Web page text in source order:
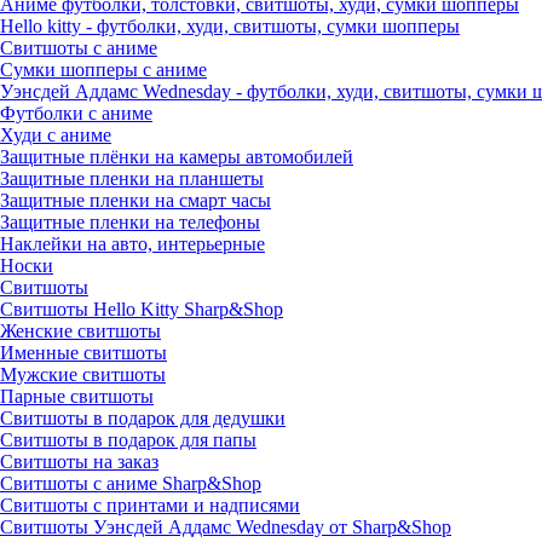
Аниме футболки, толстовки, свитшоты, худи, сумки шопперы
Hello kitty - футболки, худи, свитшоты, сумки шопперы
Свитшоты с аниме
Сумки шопперы с аниме
Уэнсдей Аддамс Wednesday - футболки, худи, свитшоты, сумки
Футболки с аниме
Худи с аниме
Защитные плёнки на камеры автомобилей
Защитные пленки на планшеты
Защитные пленки на смарт часы
Защитные пленки на телефоны
Наклейки на авто, интерьерные
Носки
Свитшоты
Cвитшоты Hello Kitty Sharp&Shop
Женские свитшоты
Именные свитшоты
Мужские свитшоты
Парные свитшоты
Свитшоты в подарок для дедушки
Свитшоты в подарок для папы
Свитшоты на заказ
Свитшоты с аниме Sharp&Shop
Свитшоты с принтами и надписями
Свитшоты Уэнсдей Аддамс Wednesday от Sharp&Shop